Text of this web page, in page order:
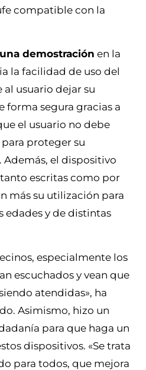
compatible con la
demostración en la
la facilidad de uso del
usuario dejar su
forma segura gracias a
el usuario no debe
proteger su
el dispositivo
escritas como por
más su utilización para
edades y de distintas
especialmente los
escuchados y vean que
atendidas», ha
Asimismo, hizo un
para que haga un
dispositivos. «Se trata
para todos, que mejora